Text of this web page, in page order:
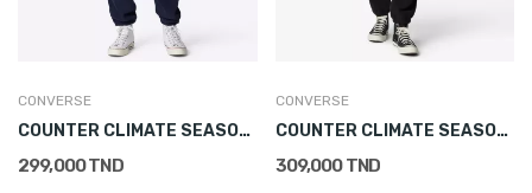
CONVERSE
COUNTER CLIMATE SEASONAL FABRIC PANT
299,000 TND
CONVERSE
COUNTER CLIMATE SEASONAL FABRIC PANT
309,000 TND